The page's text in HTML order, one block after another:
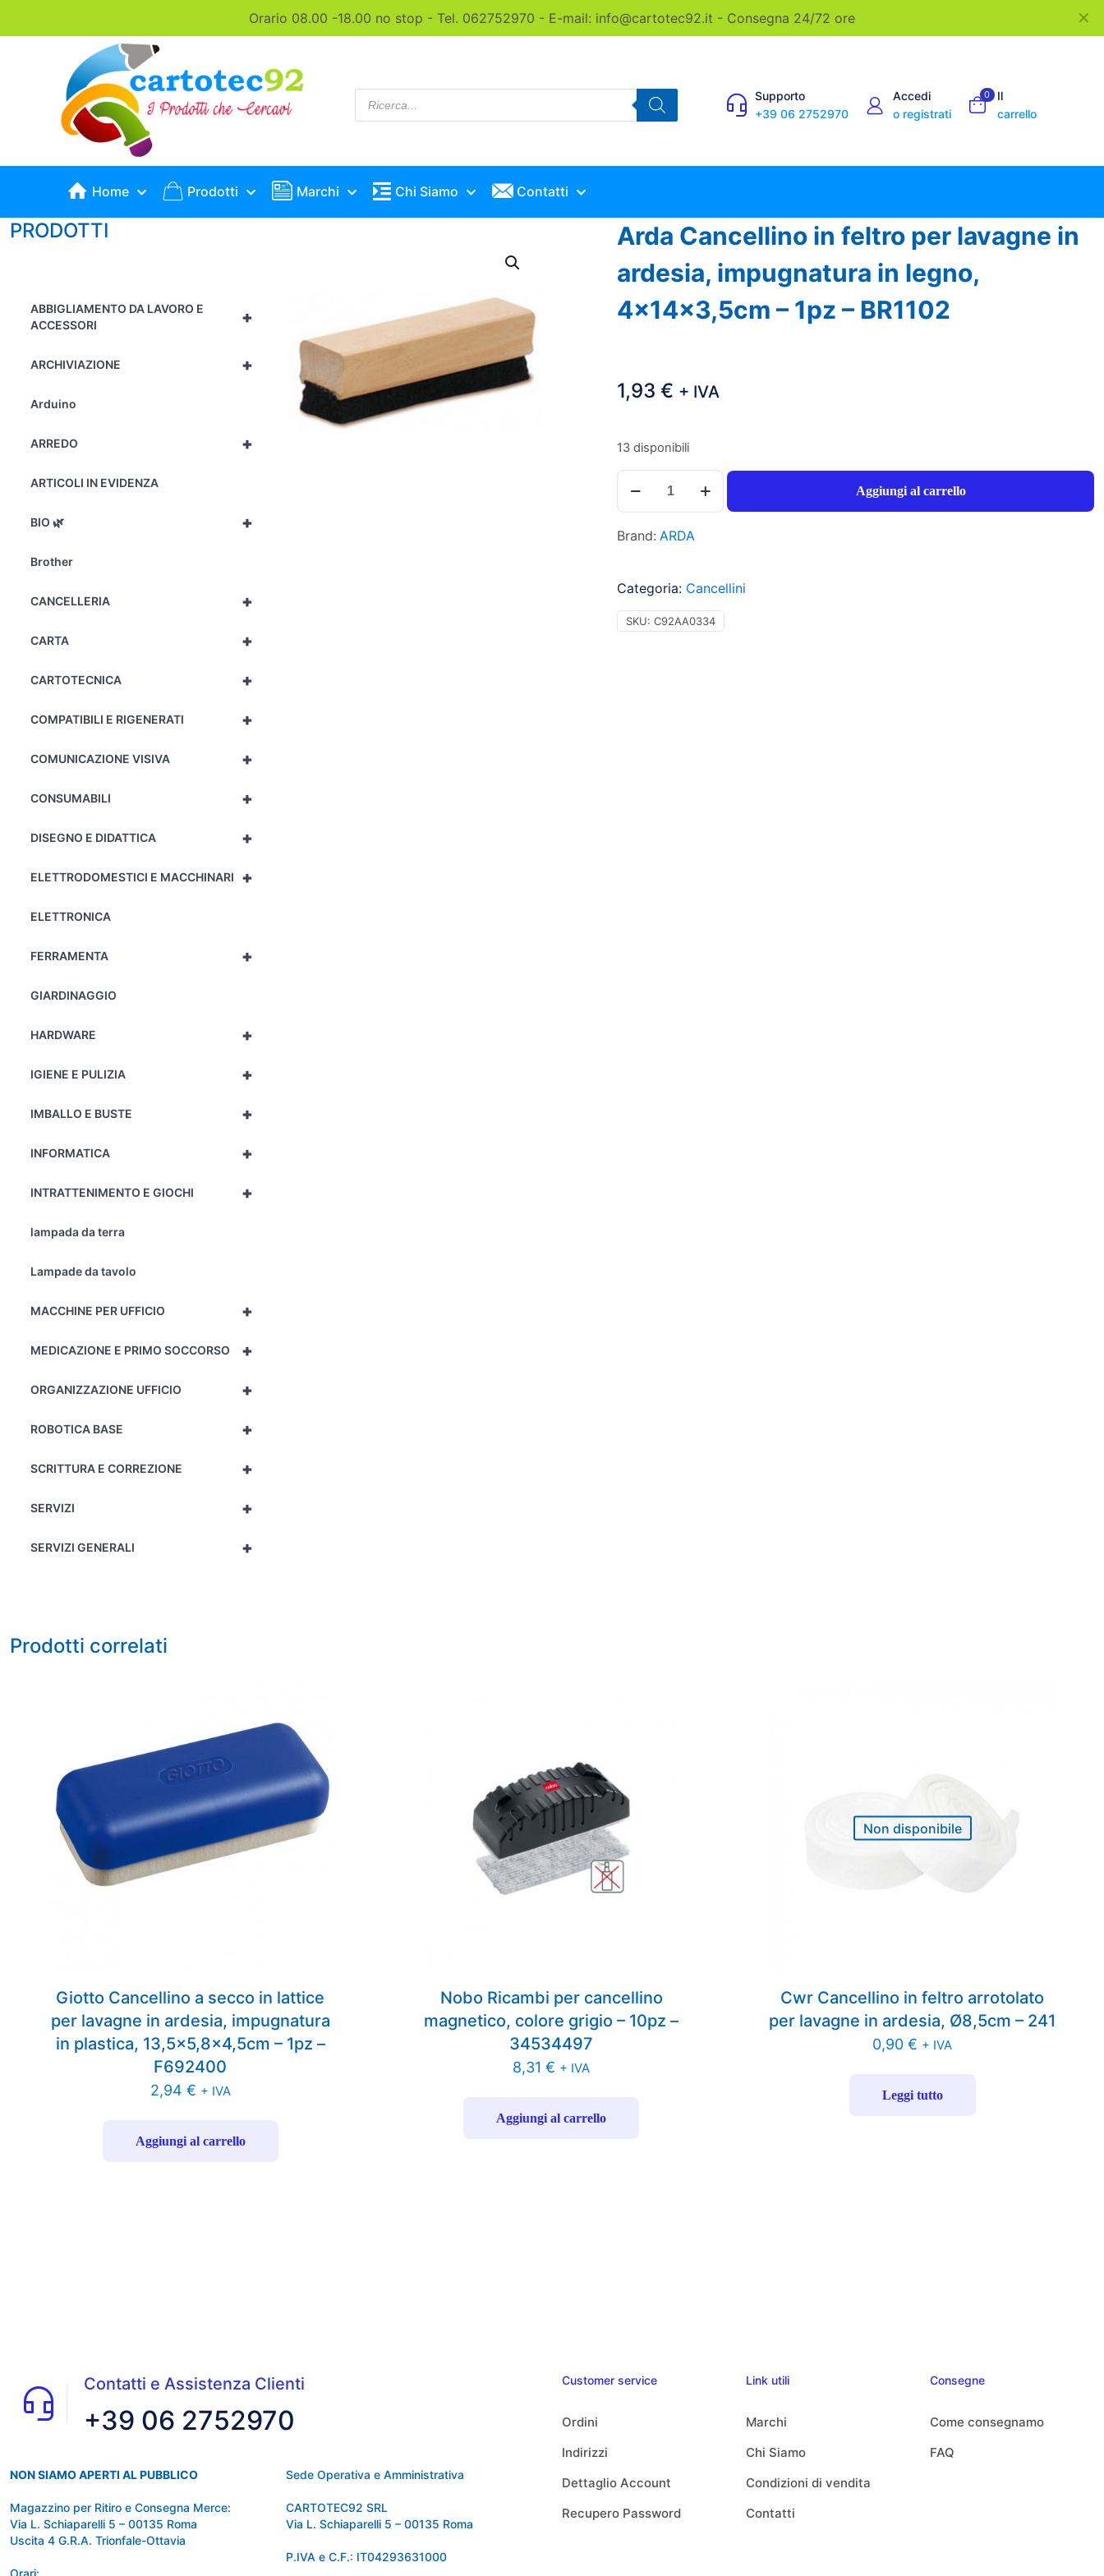
Orario 08.00 -18.00 no stop - Tel. 062752970 - E-mail: info@cartotec92.it - Consegna 24/72 ore ✕
Products
search
Supporto
+39 06 2752970
Accedi
o registrati
0
Il
carrello
Home Prodotti Marchi Chi Siamo Contatti
PRODOTTI
+
ABBIGLIAMENTO DA LAVORO E
ACCESSORI
+
ARCHIVIAZIONE
Arduino
+
ARREDO
ARTICOLI IN EVIDENZA
+
BIO 🌿
Brother
+
CANCELLERIA
+
CARTA
+
CARTOTECNICA
+
COMPATIBILI E RIGENERATI
+
COMUNICAZIONE VISIVA
+
CONSUMABILI
+
DISEGNO E DIDATTICA
+
ELETTRODOMESTICI E MACCHINARI
ELETTRONICA
+
FERRAMENTA
GIARDINAGGIO
+
HARDWARE
+
IGIENE E PULIZIA
+
IMBALLO E BUSTE
+
INFORMATICA
+
INTRATTENIMENTO E GIOCHI
lampada da terra
Lampade da tavolo
+
MACCHINE PER UFFICIO
+
MEDICAZIONE E PRIMO SOCCORSO
+
ORGANIZZAZIONE UFFICIO
+
ROBOTICA BASE
+
SCRITTURA E CORREZIONE
+
SERVIZI
+
SERVIZI GENERALI
Arda Cancellino in feltro per lavagne in
ardesia, impugnatura in legno,
4x14x3,5cm – 1pz – BR1102
1,93€ + IVA
13 disponibili
Cancellino
feltro
in
ardesia,
impugnatura
Aggiungi al carrello
Brand: ARDA
Categoria: Cancellini
SKU:C92AA0334
Prodotti correlati
Giotto Cancellino a secco in lattice
per lavagne in ardesia, impugnatura
in plastica, 13,5×5,8×4,5cm – 1pz –
F692400
2,94 € + IVA
Aggiungi al carrello
Nobo Ricambi per cancellino
magnetico, colore grigio – 10pz –
34534497
8,31€ + IVA
Aggiungi al carrello
Non disponibile
Cwr Cancellino in feltro arrotolato
per lavagne in ardesia, Ø8,5cm – 241
0,90€ + IVA
Leggi tutto
Contatti e Assistenza Clienti
+39 06 2752970
NON SIAMO APERTI AL PUBBLICO
Magazzino per Ritiro e Consegna Merce:
Via L. Schiaparelli 5 – 00135 Roma
Uscita 4 G.R.A. Trionfale-Ottavia
Sede Operativa e Amministrativa
CARTOTEC92 SRL
Via L. Schiaparelli 5 – 00135 Roma
P.IVA e C.F.: IT04293631000
Customer service
Ordini
Indirizzi
Dettaglio Account
Recupero Password
Link utili
Marchi
Chi Siamo
Condizioni di vendita
Contatti
Consegne
Come consegnamo
FAQ